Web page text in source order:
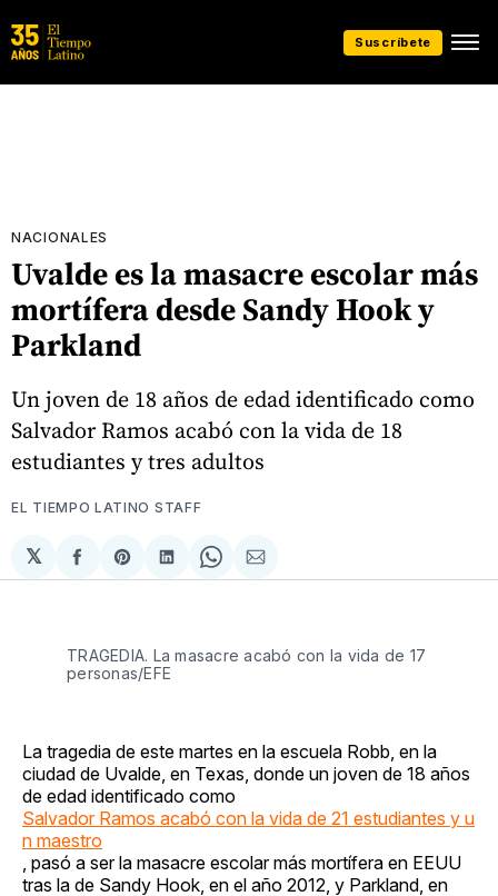
Suscríbete
NACIONALES
Uvalde es la masacre escolar más
mortífera desde Sandy Hook y
Parkland
Un joven de 18 años de edad identificado como
Salvador Ramos acabó con la vida de 18
estudiantes y tres adultos
EL TIEMPO LATINO STAFF
𝕏
Compartir
en
Share
on
Compartir
en
Share
on
Compartir
via
TRAGEDIA. La masacre acabó con la vida de 17
personas/EFE
La tragedia de este martes en la escuela Robb, en la
ciudad de Uvalde, en Texas, donde un joven de 18 años
de edad identificado como
Salvador Ramos acabó con la vida de 21 estudiantes y u
n maestro
, pasó a ser la masacre escolar más mortífera en EEUU
tras la de Sandy Hook, en el año 2012, y Parkland, en